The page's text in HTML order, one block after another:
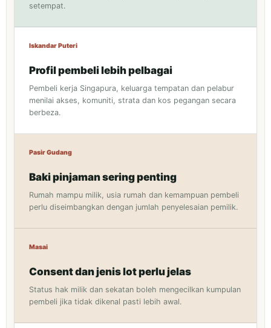
setempat.
Iskandar Puteri
Profil pembeli lebih pelbagai
Pembeli kerja Singapura, keluarga tempatan dan pelabur
menilai akses, komuniti, strata dan kos pegangan secara
berbeza.
Pasir Gudang
Baki pinjaman sering penting
Rumah mampu milik, usia rumah dan kemampuan pembeli
perlu diseimbangkan dengan jumlah penyelesaian pemilik.
Masai
Consent dan jenis lot perlu jelas
Status hak milik dan sekatan boleh mengecilkan kumpulan
pembeli jika tidak dikenal pasti lebih awal.